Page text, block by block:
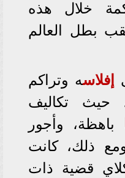
خلال هذه
بطل العالم
إفلاسه وتراكم
حيث تكاليف
باهظة، وأجور
ذلك، كانت
قضية ذات